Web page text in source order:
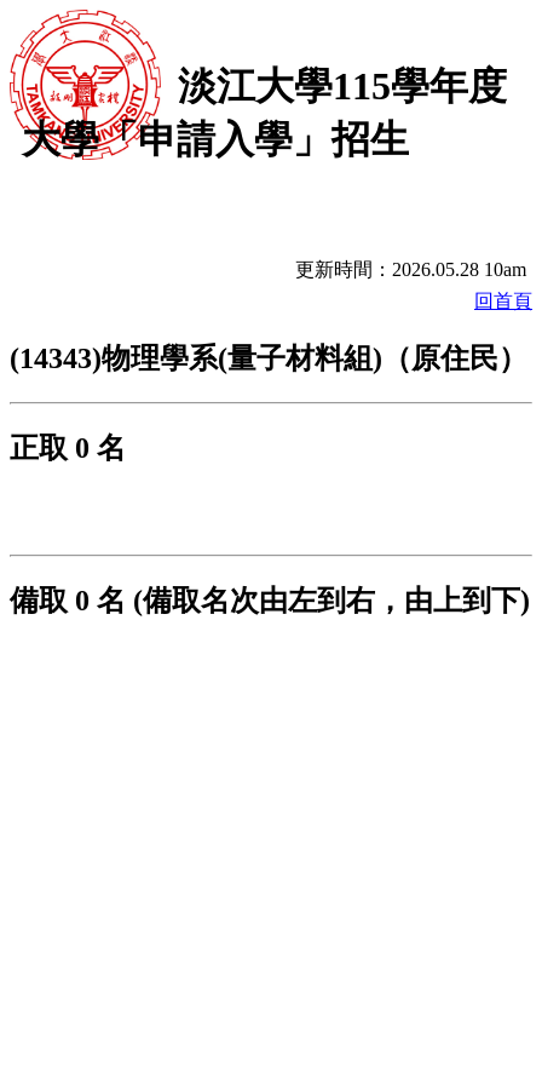
淡江大學115學年度
大學「申請入學」招生
更新時間：2026.05.28 10am
回首頁
(14343)物理學系(量子材料組)（原住民）
正取 0 名
備取 0 名 (備取名次由左到右，由上到下)